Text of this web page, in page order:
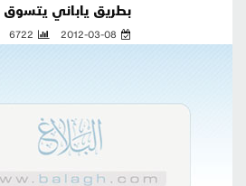
بطريق ياباني
2012-03-08
6722